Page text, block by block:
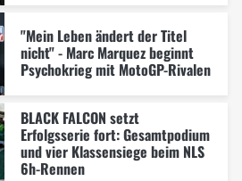
"Mein Leben ändert der Titel
nicht" - Marc Marquez beginnt
Psychokrieg mit MotoGP-Rivalen
BLACK FALCON setzt
Erfolgsserie fort: Gesamtpodium
und vier Klassensiege beim NLS
6h-Rennen